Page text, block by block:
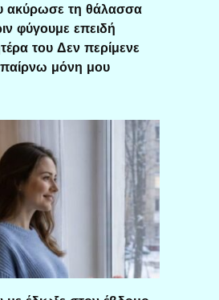
ακύρωσε τη θάλασσα
φύγουμε επειδή
του Δεν περίμενε
παίρνω μόνη μου